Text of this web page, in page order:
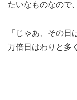
たいなものなので
「じゃあ、その
万倍日はわりと多